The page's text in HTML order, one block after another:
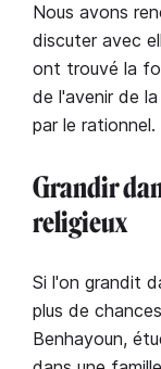
Nous avons
discuter avec
ont trouvé la
de l'avenir de
par le rationnel.
Grandir
religieux
Si l'on grandit
plus de
Benhayoun,